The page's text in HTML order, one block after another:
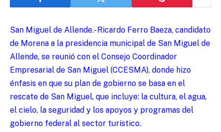
San Miguel de Allende.- Ricardo Ferro Baeza, candidato
de Morena a la presidencia municipal de San Miguel de
Allende, se reunió con el Consejo Coordinador
Empresarial de San Miguel (CCESMA), donde hizo
énfasis en que su plan de gobierno se basa en el
rescate de San Miguel, que incluye: la cultura, el agua,
el cielo, la seguridad y los apoyos y programas del
gobierno federal al sector turístico.